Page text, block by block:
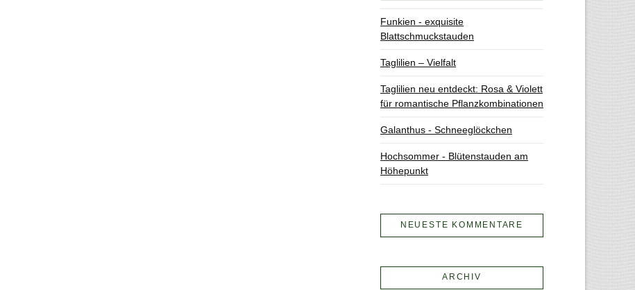
Funkien - exquisite
Blattschmuckstauden
Taglilien – Vielfalt
Taglilien neu entdeckt: Rosa & Violett
für romantische Pflanzkombinationen
Galanthus - Schneeglöckchen
Hochsommer - Blütenstauden am
Höhepunkt
NEUESTE KOMMENTARE
ARCHIV